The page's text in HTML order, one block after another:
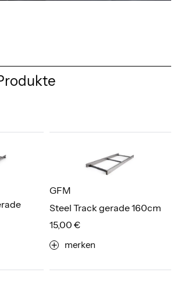
Steel Track gerade 160cm
GFM
15,00 €
merken